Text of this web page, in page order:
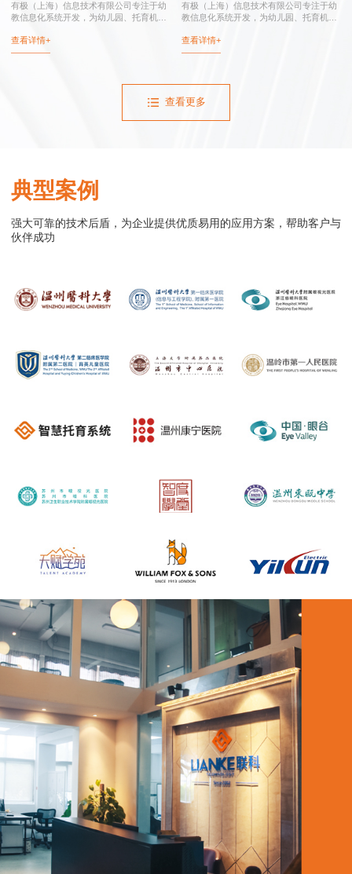
有极（上海）信息技术有限公司专注于幼
教信息化系统开发，为幼儿园、托育机
健院提供：联科智慧托育系统、联科智慧
托育信息平台、托育综合服务中心信息化
查看详情+
有极（上海）信息技术有限公司专注于幼
教信息化系统开发，为幼儿园、托育机
健院提供：智慧托育系统、智慧托育信息
平台、托育综合服务中心信息化系统、幼
查看详情+
查看更多
典型案例
强大可靠的技术后盾，为企业提供优质易用的应用方案，帮助客户与
伙伴成功